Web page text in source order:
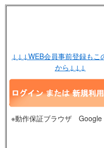
↓↓↓WEB会員事前登録もこ
から↓↓↓
※動作保証ブラウザ Google